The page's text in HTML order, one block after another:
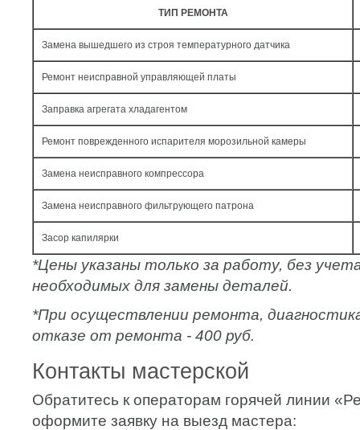
ТИП РЕМОНТА
Замена вышедшего из строя температурного датчика
Ремонт неисправной управляющей платы
Заправка агрегата хладагентом
Ремонт поврежденного испарителя морозильной камеры
Замена неисправного компрессора
Замена неисправного фильтрующего патрона
Засор капилярки
*Цены указаны только за работу, без
необходимых для замены деталей.
*При осуществлении ремонта,
отказе от ремонта - 400 руб.
Контакты мастерской
Обратитесь к операторам горячей линии
оформите заявку на выезд мастера: